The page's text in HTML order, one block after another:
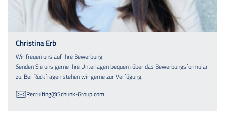
Christina Erb
Wir freuen uns auf Ihre Bewerbung!
Senden Sie uns gerne Ihre Unterlagen bequem über das Bewerbungsformular
zu. Bei Rückfragen stehen wir gerne zur Verfügung.
Recruiting@Schunk-Group.com